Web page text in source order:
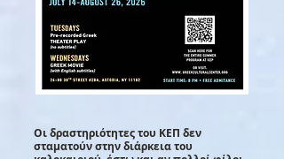
Οι δραστηριότητες του ΚΕΠ δεν
σταματούν στην διάρκεια του